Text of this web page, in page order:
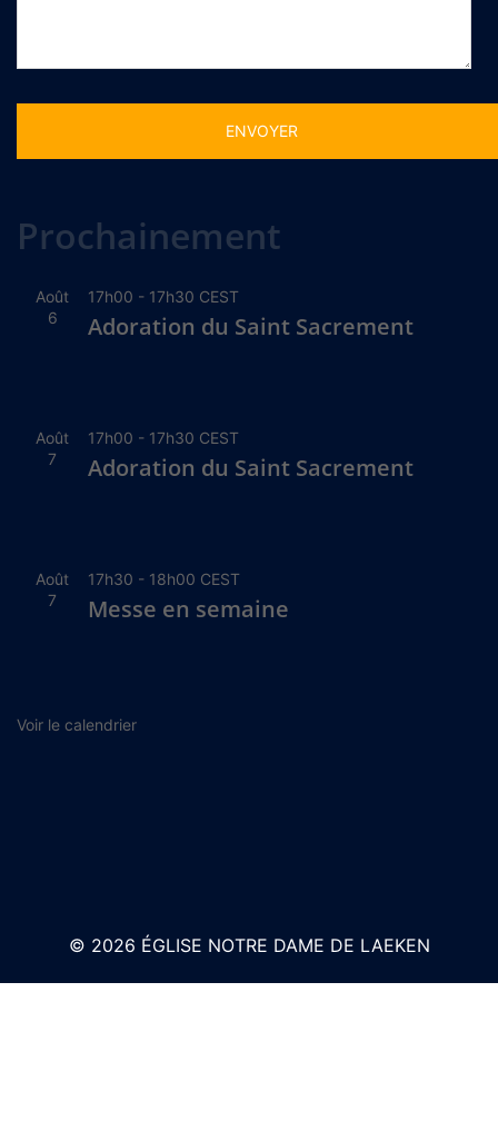
Prochainement
Août
6
17h00 - 17h30 CEST
Adoration du Saint Sacrement
Août
7
17h00 - 17h30 CEST
Adoration du Saint Sacrement
Août
7
17h30 - 18h00 CEST
Messe en semaine
Voir le calendrier
© 2026 ÉGLISE NOTRE DAME DE LAEKEN